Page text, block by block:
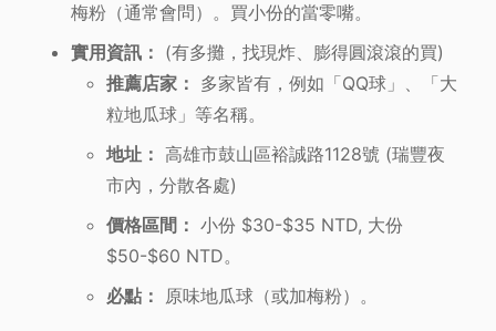
梅粉（通常會問）。買小份的當零嘴。
實用資訊： (有多攤，找現炸、膨得圓滾滾的買)
推薦店家： 多家皆有，例如「QQ球」、「大
粒地瓜球」等名稱。
地址： 高雄市鼓山區裕誠路1128號 (瑞豐夜
市內，分散各處)
價格區間： 小份 $30-$35 NTD, 大份
$50-$60 NTD。
必點： 原味地瓜球（或加梅粉）。